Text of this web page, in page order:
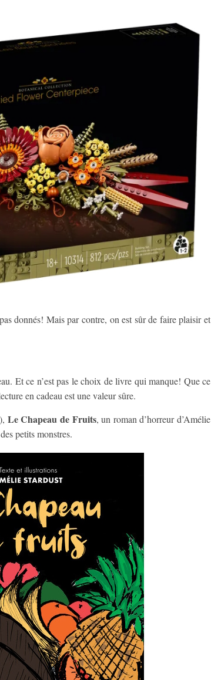
donnés! Mais par contre, on est sûr de faire plaisir et
Et ce n’est pas le choix de livre qui manque! Que ce
en cadeau est une valeur sûre.
Le Chapeau de Fruits, un roman d’horreur d’Amélie
petits monstres.